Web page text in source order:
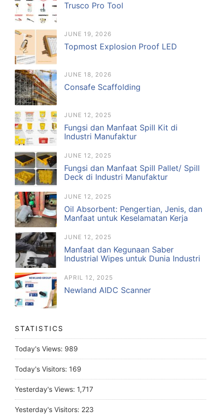
Trusco Pro Tool
JUNE 19, 2026
Topmost Explosion Proof LED
JUNE 18, 2026
Consafe Scaffolding
JUNE 12, 2025
Fungsi dan Manfaat Spill Kit di
Industri Manufaktur
JUNE 12, 2025
Fungsi dan Manfaat Spill Pallet/ Spill
Deck di Industri Manufaktur
JUNE 12, 2025
Oil Absorbent: Pengertian, Jenis, dan
Manfaat untuk Keselamatan Kerja
JUNE 12, 2025
Manfaat dan Kegunaan Saber
Industrial Wipes untuk Dunia Industri
APRIL 12, 2025
Newland AIDC Scanner
STATISTICS
Today's Views: 989
Today's Visitors: 169
Yesterday's Views: 1,717
Yesterday's Visitors: 223